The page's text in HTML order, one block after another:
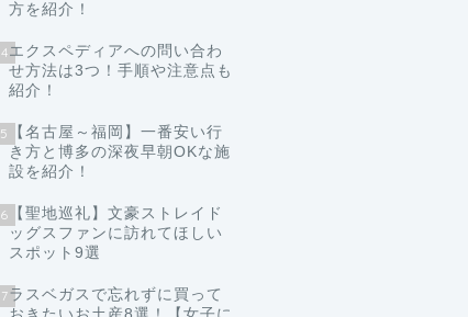
方を紹介！
4エクスペディアへの問い合わ
せ方法は3つ！手順や注意点も
紹介！
5 【名古屋～福岡】一番安い行
き方と博多の深夜早朝OKな施
設を紹介！
6 【聖地巡礼】文豪ストレイド
ッグスファンに訪れてほしい
スポット9選
7ラスベガスで忘れずに買って